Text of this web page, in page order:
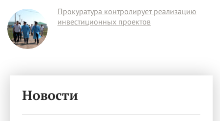
Прокуратура контролирует реализацию
инвестиционных проектов
Новости